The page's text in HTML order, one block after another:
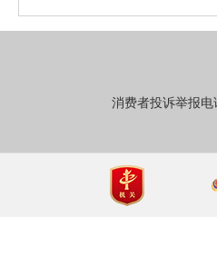
消费者投诉举报电